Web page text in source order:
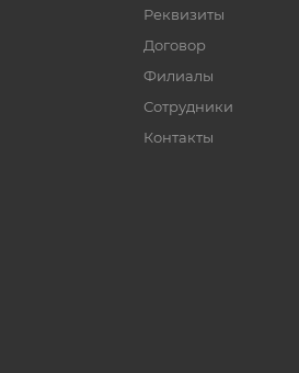
Реквизиты
Договор
Филиалы
Сотрудники
Контакты